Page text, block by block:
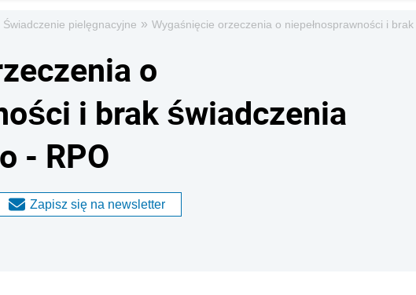
Świadczenie pielęgnacyjne » Wygaśnięcie orzeczenia o niepełnosprawności i
o
i brak świadczenia
- RPO
Zapisz się na newsletter